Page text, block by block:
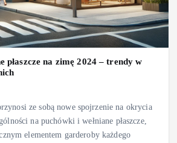
płaszcze na zimę 2024 – trendy w
ze sobą nowe spojrzenie na okrycia
na puchówki i wełniane płaszcze,
elementem garderoby każdego